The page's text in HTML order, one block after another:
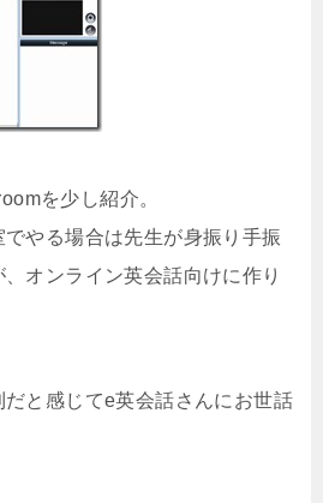
を少し紹介。
やる場合は先生が身振り手振
オンライン英会話向けに作り
と感じてe英会話さんにお世話